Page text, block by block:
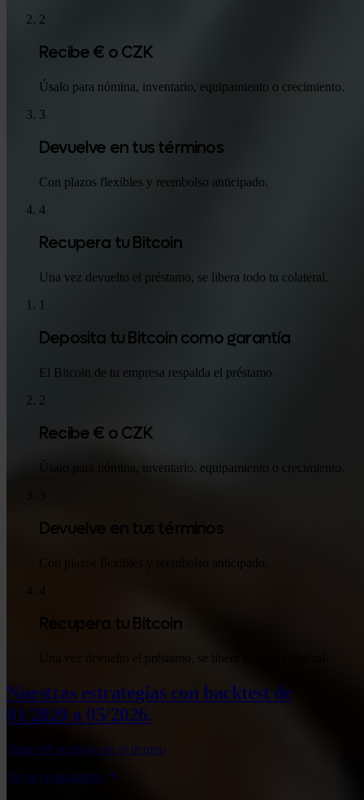
2
Recibe € o CZK
Úsalo para nómina, inventario, equipamiento o crecimiento.
3
Devuelve en tus términos
Con plazos flexibles y reembolso anticipado.
4
Recupera tu Bitcoin
Una vez devuelto el préstamo, se libera todo tu colateral.
1
Deposita tu Bitcoin como garantía
El Bitcoin de tu empresa respalda el préstamo.
2
Recibe € o CZK
Úsalo para nómina, inventario, equipamiento o crecimiento.
Devuelve en tus términos
Con plazos flexibles y reembolso anticipado.
Recupera tu Bitcoin
Una vez devuelto el préstamo, se libera todo tu colateral.
Nuestras estrategias con backtest de
01/2020 a 05/2026.
Valor del portfolio en el tiempo
Ver la comparativa